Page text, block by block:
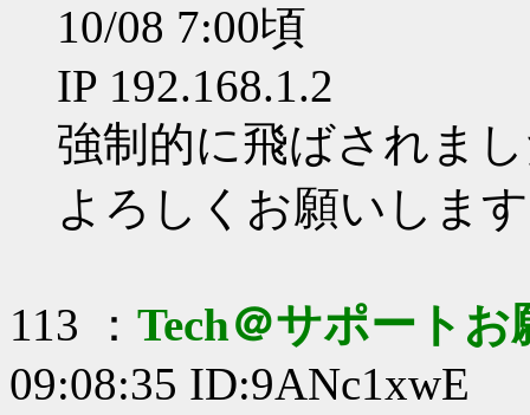
10/08 7:00頃
IP 192.168.1.2
強制的に飛ばされま
よろしくお願いします
113 ： Tech＠サポート
09:08:35 ID:9ANc1xwE